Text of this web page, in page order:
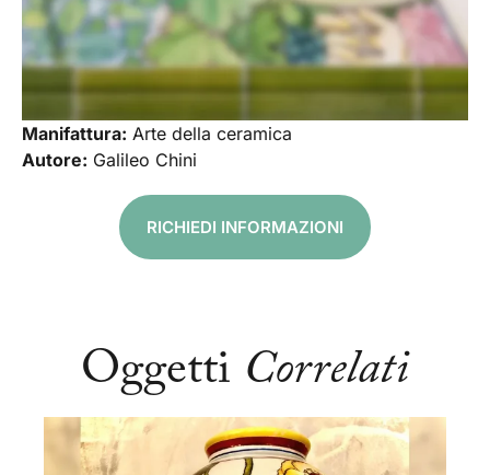
Manifattura: Arte della ceramica
Autore: Galileo Chini
RICHIEDI INFORMAZIONI
Oggetti Correlati